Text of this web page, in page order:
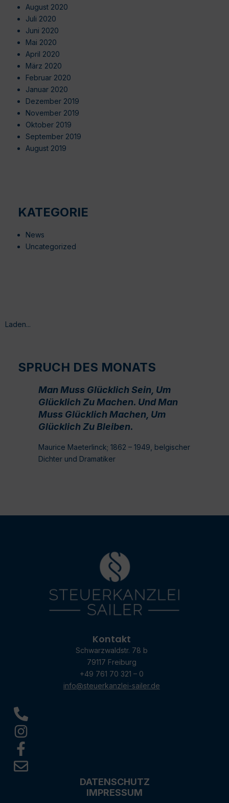
August 2020
Juli 2020
Juni 2020
Mai 2020
April 2020
März 2020
Februar 2020
Januar 2020
Dezember 2019
November 2019
Oktober 2019
September 2019
August 2019
KATEGORIE
News
Uncategorized
Laden...
SPRUCH DES MONATS
Man Muss Glücklich Sein, Um
Glücklich Zu Machen. Und Man
Muss Glücklich Machen, Um
Glücklich Zu Bleiben.
Maurice Maeterlinck; 1862 – 1949, belgischer
Dichter und Dramatiker
Kontakt
Schwarzwaldstr. 78 b
79117 Freiburg
+49 761 70 321 – 0
info@steuerkanzlei-sailer.de
DATENSCHUTZ
IMPRESSUM